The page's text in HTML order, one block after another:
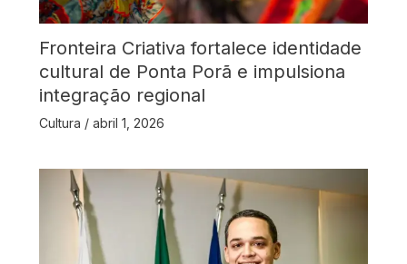
Fronteira Criativa fortalece identidade
cultural de Ponta Porã e impulsiona
integração regional
Cultura / abril 1, 2026